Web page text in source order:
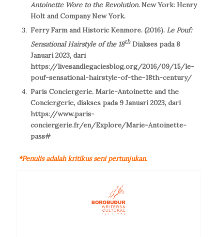
Antoinette Wore to the Revolution.New York: Henry
Holt and Company New York.
Ferry Farm and Historic Kenmore. (2016). Le Pouf:
Sensational Hairstyle of the 18th Diakses pada 8
Januari 2023, dari
https://livesandlegaciesblog.org/2016/09/15/le-
pouf-sensational-hairstyle-of-the-18th-century/
Paris Conciergerie. Marie-Antoinette and the
Conciergerie, diakses pada 9 Januari 2023, dari
https://www.paris-
conciergerie.fr/en/Explore/Marie-Antoinette-
pass#
*Penulis adalah kritikus seni pertunjukan.